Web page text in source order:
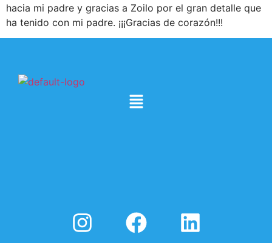
hacia mi padre y gracias a Zoilo por el gran detalle que
ha tenido con mi padre. ¡¡¡Gracias de corazón!!!